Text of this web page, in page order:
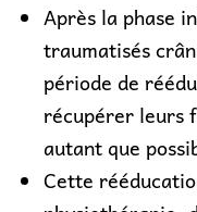
Après la phase
traumatisés
période de
récupérer leurs
autant que
Cette